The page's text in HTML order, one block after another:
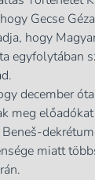
Gecse
hogy
egyfolytában
december
meg
miatt